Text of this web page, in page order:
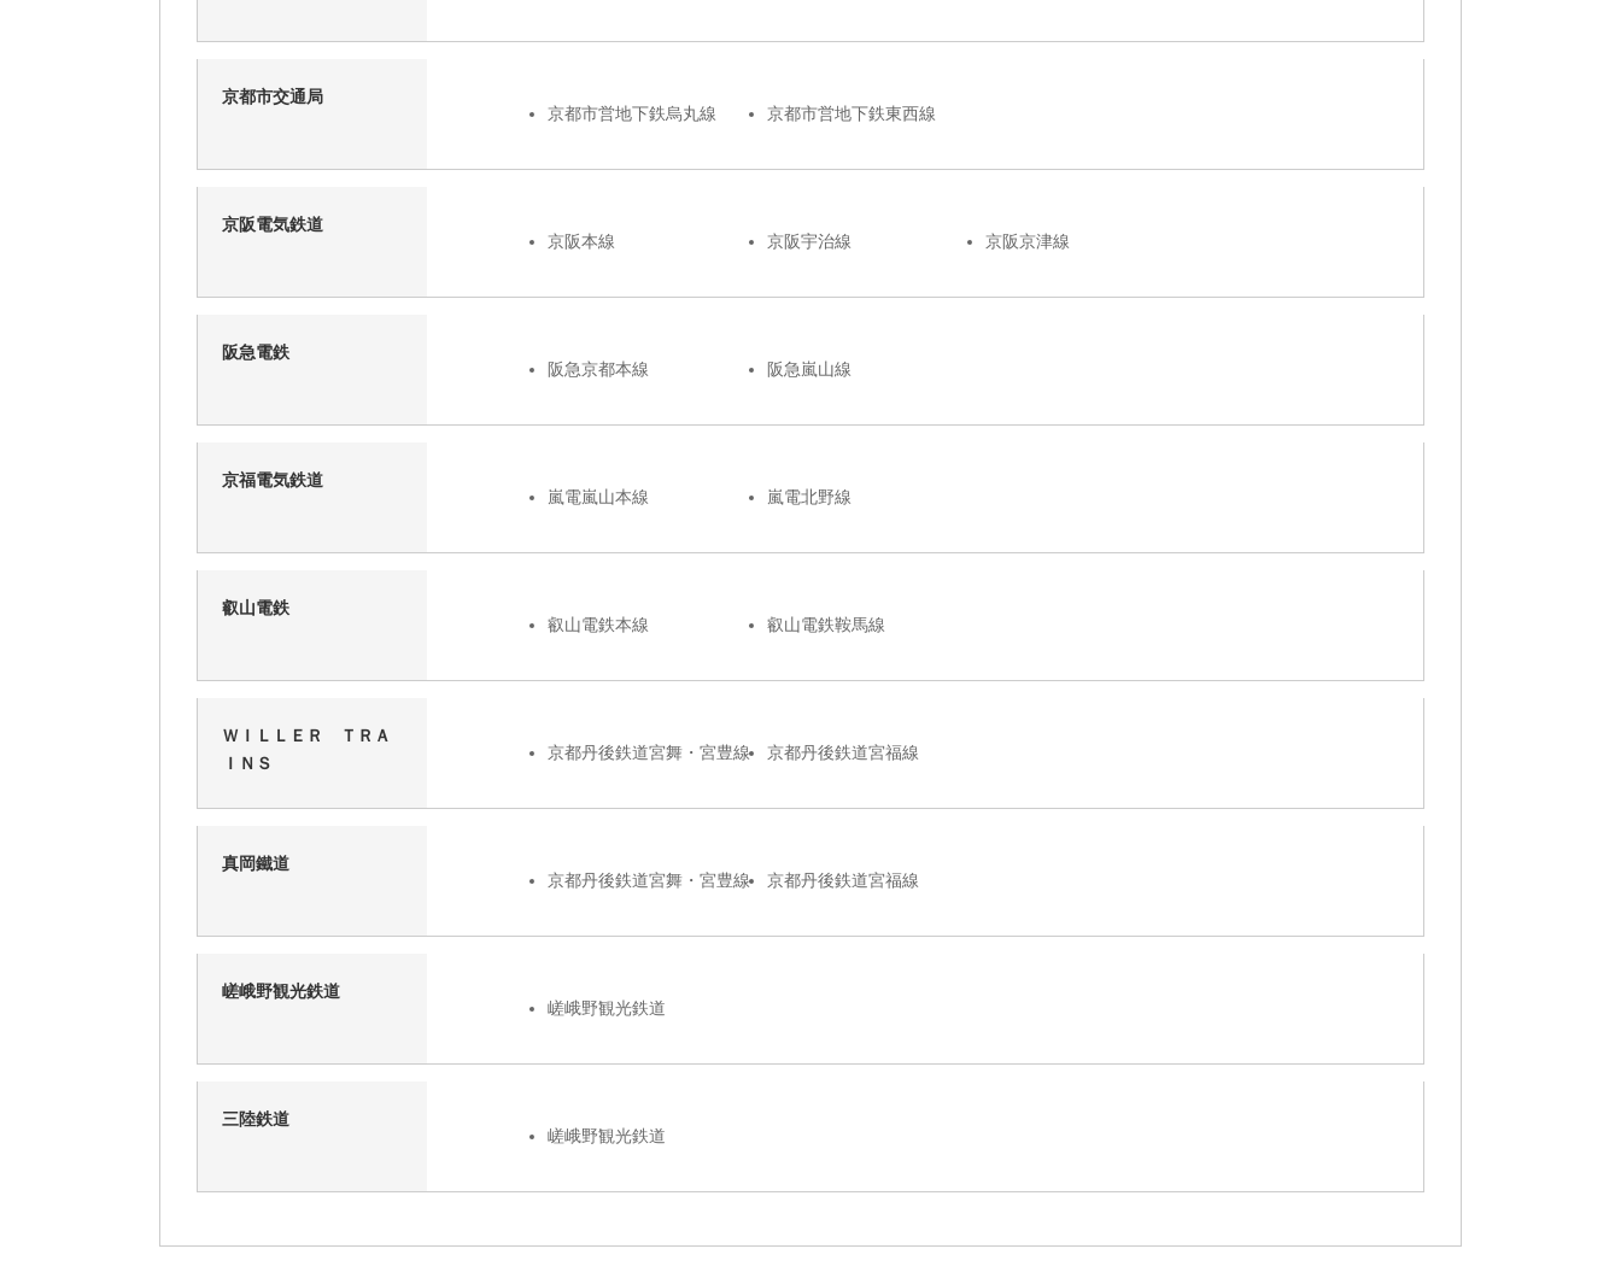
京都市交通局
京都市営地下鉄烏丸線
京都市営地下鉄東西線
京阪電気鉄道
京阪本線
京阪宇治線 京阪京津線
阪急電鉄
阪急京都本線
阪急嵐山線
京福電気鉄道
嵐電嵐山本線
嵐電北野線
叡山電鉄
叡山電鉄本線
叡山電鉄鞍馬線
ＷＩＬＬＥＲ ＴＲＡ
ＩＮＳ
京都丹後鉄道宮舞・宮豊線 京都丹後鉄道宮福線
真岡鐵道
京都丹後鉄道宮舞・宮豊線
京都丹後鉄道宮福線
嵯峨野観光鉄道
嵯峨野観光鉄道
三陸鉄道
嵯峨野観光鉄道